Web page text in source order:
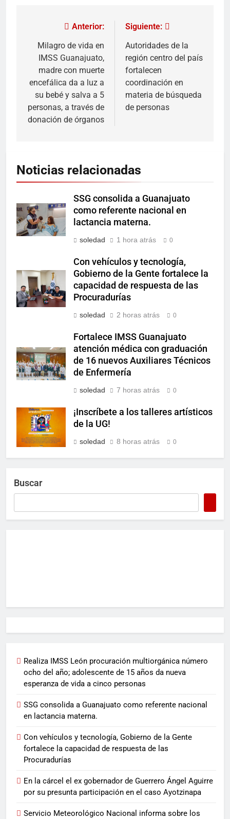
Anterior:
Milagro de vida en
IMSS Guanajuato,
madre con muerte
encefálica da a luz a
su bebé y salva a 5
personas, a través de
donación de órganos
Siguiente:
Autoridades de la
región centro del país
fortalecen
coordinación en
materia de búsqueda
de personas
Noticias relacionadas
SSG consolida a Guanajuato
como referente nacional en
lactancia materna.
soledad 1 hora atrás 0
Con vehículos y tecnología,
Gobierno de la Gente fortalece la
capacidad de respuesta de las
Procuradurías
soledad 2 horas atrás 0
Fortalece IMSS Guanajuato
atención médica con graduación
de 16 nuevos Auxiliares Técnicos
de Enfermería
soledad 7 horas atrás 0
¡Inscríbete a los talleres artísticos
de la UG!
soledad 8 horas atrás 0
Buscar
Realiza IMSS León procuración multiorgánica número
ocho del año; adolescente de 15 años da nueva
esperanza de vida a cinco personas
SSG consolida a Guanajuato como referente nacional
en lactancia materna.
Con vehículos y tecnología, Gobierno de la Gente
fortalece la capacidad de respuesta de las
Procuradurías
En la cárcel el ex gobernador de Guerrero Ángel Aguirre
por su presunta participación en el caso Ayotzinapa
Servicio Meteorológico Nacional informa sobre los